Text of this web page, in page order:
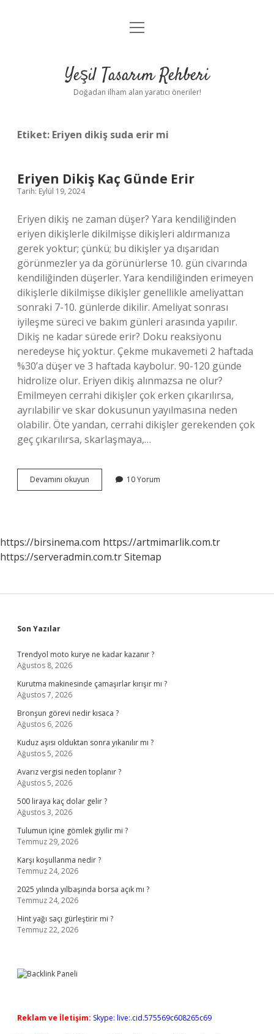
Anasayfa
Yasal Uyarı
menüyü
Yeşil Tasarım Rehberi
Doğadan ilham alan yaratıcı öneriler!
Etiket: Eriyen dikiş suda erir mi
Eriyen Dikiş Kaç Günde Erir
Tarih: Eylül 19, 2024
Eriyen dikiş ne zaman düşer? Yara kendiliğinden
eriyen dikişlerle dikilmişse dikişleri aldırmanıza
gerek yoktur; çünkü; bu dikişler ya dışarıdan
görünmezler ya da görünürlerse 10. gün civarında
kendiliğinden düşerler. Yara kendiliğinden erimeyen
dikişlerle dikilmişse dikişler genellikle ameliyattan
sonraki 7-10. günlerde dikilir. Ameliyat sonrası
iyileşme süreci ve bakım günleri arasında yapılır.
Dikiş ne kadar sürede erir? Doku reaksiyonu
neredeyse hiç yoktur. Çekme mukavemeti 2 haftada
%30’a düşer ve 3 haftada kaybolur. 90-120 günde
hidrolize olur. Eriyen dikiş alınmazsa ne olur?
Emilmeyen cerrahi dikişler çok erken çıkarılırsa,
ayrılabilir ve skar dokusunun yayılmasına neden
olabilir. Öte yandan, cerrahi dikişler gerekenden çok
geç çıkarılırsa, skarlaşmaya,…
Devamını okuyun
Dikiş
10 Yorum
https://birsinema.com https://artmimarlik.com.tr
https://serveradmin.com.trSitemap
Sidebar
Son Yazılar
Trendyol moto kurye ne kadar kazanır ?
Ağustos 8, 2026
Kurutma makinesinde çamaşırlar kırışır mı ?
Ağustos 7, 2026
Bronşun görevi nedir kısaca ?
Ağustos 6, 2026
Kuduz aşısı olduktan sonra yıkanılır mı ?
Ağustos 5, 2026
Avarız vergisi neden toplanır ?
Ağustos 5, 2026
500 liraya kaç dolar gelir ?
Ağustos 3, 2026
Tulumun içine gömlek giyilir mi ?
Temmuz 29, 2026
Karşı koşullanma nedir ?
Temmuz 24, 2026
2025 yılında yılbaşında borsa açık mı ?
Temmuz 24, 2026
Hint yağı saçı gürleştirir mi ?
Temmuz 22, 2026
Reklam ve İletişim: Skype: live:.cid.575569c608265c69